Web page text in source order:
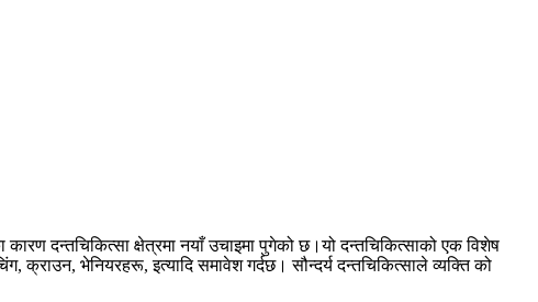
दन्तचिकित्सा क्षेत्रमा नयाँ उचाइमा पुगेको छ।यो दन्तचिकित्साको एक विशेष
भेनियरहरू, इत्यादि समावेश गर्दछ। सौन्दर्य दन्तचिकित्साले व्यक्ति को